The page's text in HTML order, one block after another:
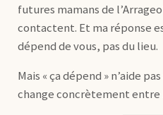
futures mamans de
contactent. Et ma réponse
dépend de vous, pas du lieu.
Mais « ça dépend » n’aide
change concrètement entre